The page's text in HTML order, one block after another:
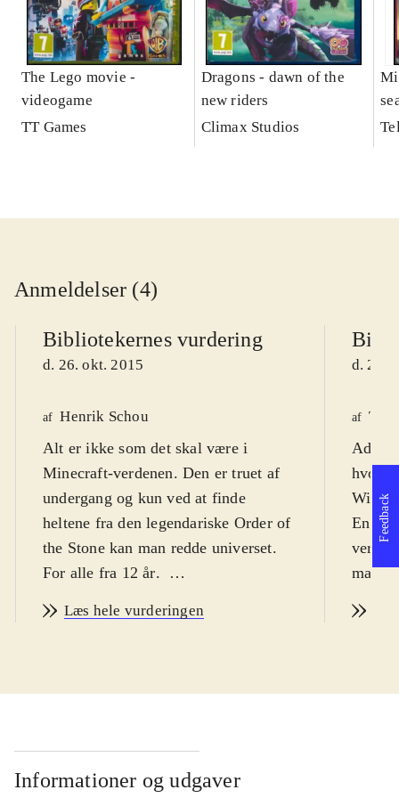
The Lego movie -
videogame
TT Games
Dragons - dawn of the
new riders
Climax Studios
Anmeldelser (4)
Bibliotekernes vurdering
d. 26. okt. 2015
af Henrik Schou
Alt er ikke som det skal være i
Minecraft-verdenen. Den er truet af
undergang og kun ved at finde
heltene fra den legendariske Order of
the Stone kan man redde universet.
For alle fra 12 år.
"byg selv" spil som Minecraft, men
resten frigives løbende). Spillet
universet, komplet med den
firkantede grafik og masser af
Læs hele vurderingen
d. 26.
af
hvor
En
man
fra en
redde
Informationer og udgaver
Feedback